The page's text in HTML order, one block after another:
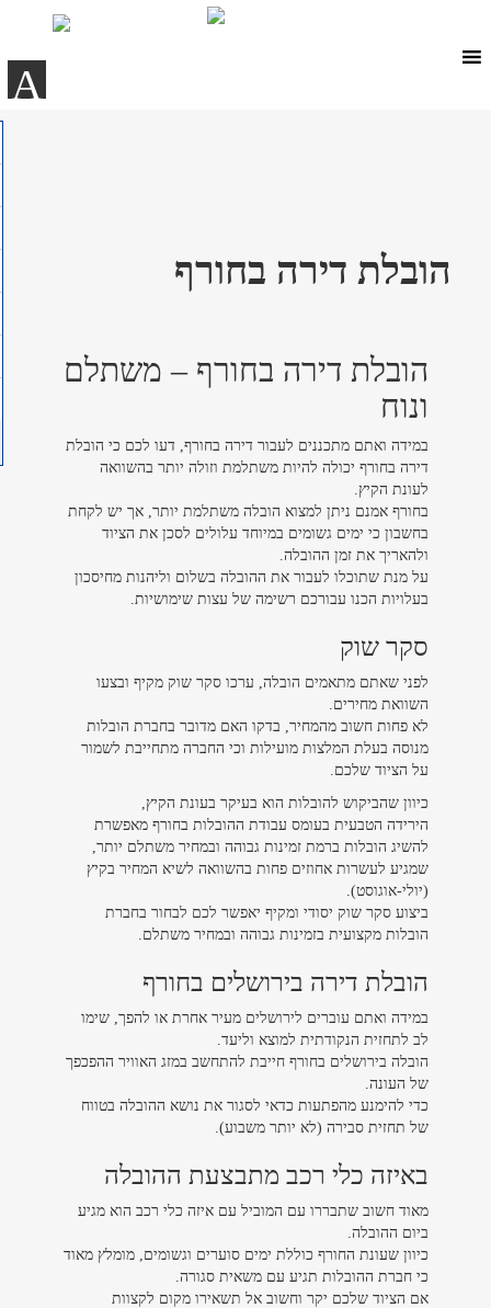
content
הובלת דירה בחורף
הובלת דירה בחורף – משתלם
ונוח
במידה ואתם מתכננים לעבור דירה בחורף, דעו לכם כי הובלת
דירה בחורף יכולה להיות משתלמת וזולה יותר בהשוואה
לעונת הקיץ.
בחורף אמנם ניתן למצוא הובלה משתלמת יותר, אך יש לקחת
בחשבון כי ימים גשומים במיוחד עלולים לסכן את הציוד
ולהאריך את זמן ההובלה.
על מנת שתוכלו לעבור את ההובלה בשלום וליהנות מחיסכון
בעלויות הכנו עבורכם רשימה של עצות שימושיות.
סקר שוק
לפני שאתם מתאמים הובלה, ערכו סקר שוק מקיף ובצעו
השוואת מחירים.
לא פחות חשוב מהמחיר, בדקו האם מדובר בחברת הובלות
מנוסה בעלת המלצות מועילות וכי החברה מתחייבת לשמור
על הציוד שלכם.
כיוון שהביקוש להובלות הוא בעיקר בעונת הקיץ,
הירידה הטבעית בעומס עבודת ההובלות בחורף מאפשרת
להשיג הובלות ברמת זמינות גבוהה ובמחיר משתלם יותר,
שמגיע לעשרות אחוזים פחות בהשוואה לשיא המחיר בקיץ
(יולי-אוגוסט).
ביצוע סקר שוק יסודי ומקיף יאפשר לכם לבחור בחברת
הובלות מקצועית בזמינות גבוהה ובמחיר משתלם.
הובלת דירה בירושלים בחורף
במידה ואתם עוברים לירושלים מעיר אחרת או להפך, שימו
לב לתחזית הנקודתית למוצא וליעד.
הובלה בירושלים בחורף חייבת להתחשב במזג האוויר ההפכפך
של העונה.
כדי להימנע מהפתעות כדאי לסגור את נושא ההובלה בטווח
של תחזית סבירה (לא יותר משבוע).
באיזה כלי רכב מתבצעת ההובלה
מאוד חשוב שתבררו עם המוביל עם איזה כלי רכב הוא מגיע
ביום ההובלה.
כיוון שעונת החורף כוללת ימים סוערים וגשומים, מומלץ מאוד
כי חברת ההובלות תגיע עם משאית סגורה.
אם הציוד שלכם יקר וחשוב אל תשאירו מקום לקצוות
A